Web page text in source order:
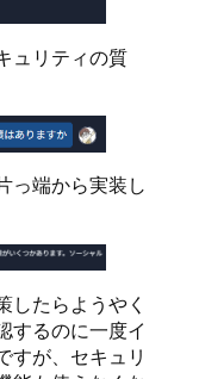
ュリティの質
っ端から実装し
したらようやく
するのに一度イ
すが、セキュリ